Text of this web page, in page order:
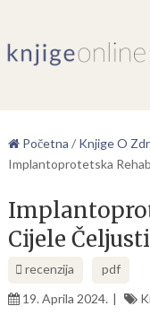
Početna / Knjige O
Implantoprotetska
Cijele
recenzija
pdf
19. Aprila 2024.